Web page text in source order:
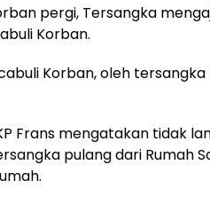
pergi, Tersangka
Korban.
Korban, oleh
Frans mengatakan tidak
pulang dari Rumah